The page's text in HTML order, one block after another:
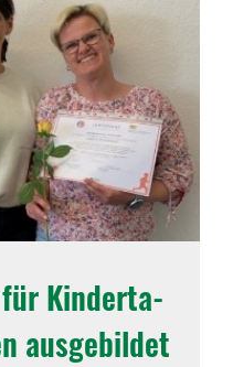
Kinder­ta­
ausge­bildet